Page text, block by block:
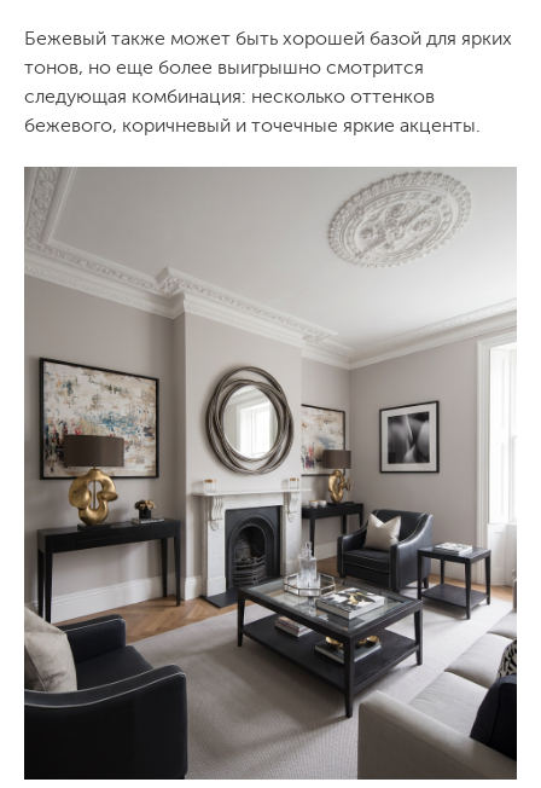
Бежевый также может быть хорошей базой для ярких
тонов, но еще более выигрышно смотрится
следующая комбинация: несколько оттенков
бежевого, коричневый и точечные яркие акценты.